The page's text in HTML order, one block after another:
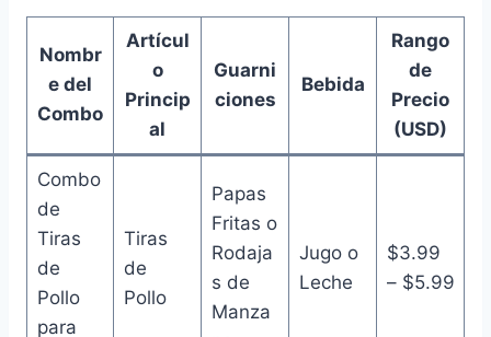
Nombr
e del
Combo
Artícul
o
Princip
al
Guarni
ciones
Bebida
Rango
de
Precio
(USD)
Combo
de
Tiras
de
Pollo
para
Tiras
de
Pollo
Papas
Fritas o
Rodaja
s de
Manza
Jugo o
Leche
$3.99
– $5.99